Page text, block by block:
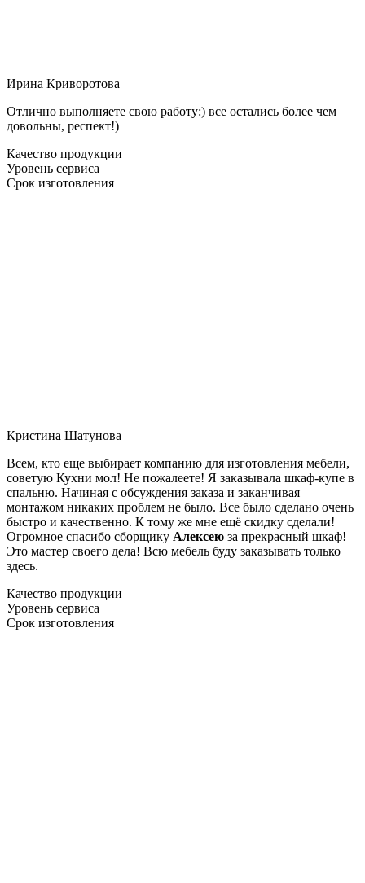
Ирина Криворотова
Отлично выполняете свою работу:) все остались более чем
довольны, респект!)
Качество продукции
Уровень сервиса
Срок изготовления
Кристина Шатунова
Всем, кто еще выбирает компанию для изготовления мебели,
советую Кухни мол! Не пожалеете! Я заказывала шкаф-купе в
спальню. Начиная с обсуждения заказа и заканчивая
монтажом никаких проблем не было. Все было сделано очень
быстро и качественно. К тому же мне ещё скидку сделали!
Огромное спасибо сборщику Алексею за прекрасный шкаф!
Это мастер своего дела! Всю мебель буду заказывать только
здесь.
Качество продукции
Уровень сервиса
Срок изготовления